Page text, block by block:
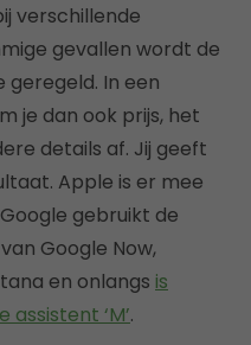
verschillende
gevallen wordt de
geregeld. In een
je dan ook prijs, het
details af. Jij geeft
Apple is er mee
gebruikt de
Google Now,
en onlangs is
‘M’.